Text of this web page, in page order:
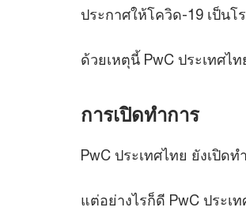
ประกาศให้โควิด-19 เป็น
ด้วยเหตุนี้ PwC ประเทศ
การเปิดทำการ
PwC ประเทศไทย ยังเปิด
แต่อย่างไรก็ดี PwC ประ